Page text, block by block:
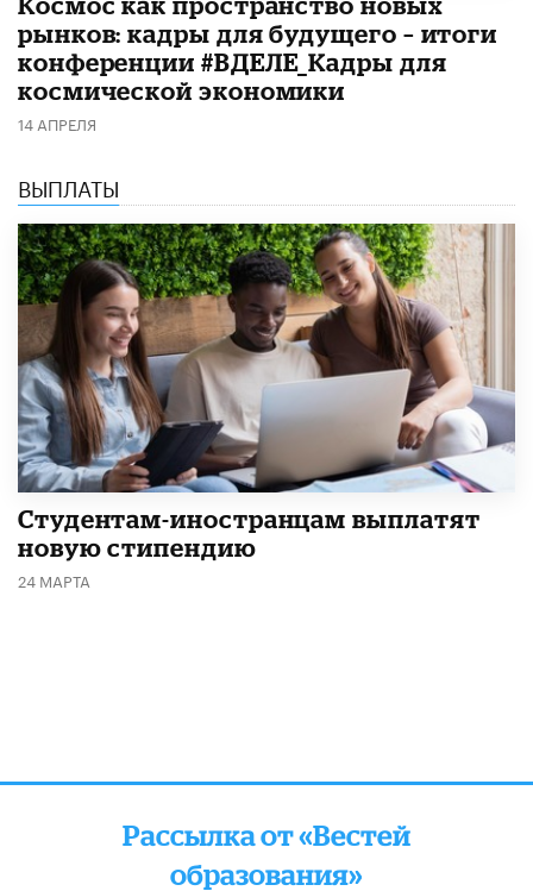
рынков: кадры для будущего – итоги
конференции #ВДЕЛЕ_Кадры для
космической экономики
14 АПРЕЛЯ
ВЫПЛАТЫ
Студентам-иностранцам выплатят
новую стипендию
24 МАРТА
Рассылка от «Вестей
образования»